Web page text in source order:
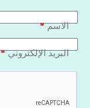
الاسم*
البريد الإلكتروني*